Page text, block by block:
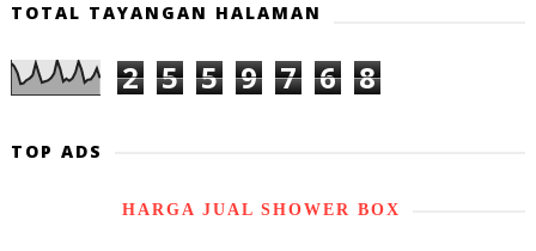
TOTAL TAYANGAN HALAMAN
2 5 5 9 7 6 8
TOP ADS
HARGA JUAL SHOWER BOX